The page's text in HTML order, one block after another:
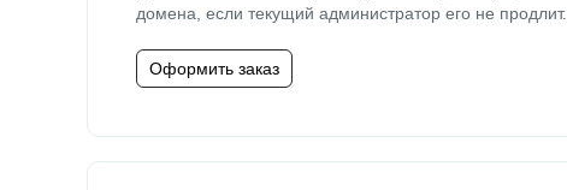
домена, если текущий администратор его не продлит.
Оформить заказ